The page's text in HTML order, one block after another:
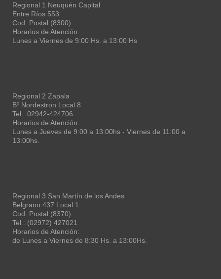
Regional 1 Neuquén Capital
Entre Ríos 553
Cod. Postal (8300)
Horarios de Atención:
Lunes a Viernes de 9:00 Hs. a 13:00 Hs
Regional 2 Zapala
Bº Nordestron Local 8
Tel.: 02942-424706
Horarios de Atención:
Lunes a Jueves de 9:00 a 13:00hs - Viernes de 11:00 a
13:00hs.
Regional 3 San Martín de los Andes
Belgrano 437 Local 1
Cod. Postal (8370)
Tel.: (02972) 427021
Horarios de Atención:
de Lunes a Viernes de 8:30 Hs. a 13:00Hs.